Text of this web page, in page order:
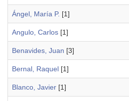
Ángel, María P. [1]
Angulo, Carlos [1]
Benavides, Juan [3]
Bernal, Raquel [1]
Blanco, Javier [1]